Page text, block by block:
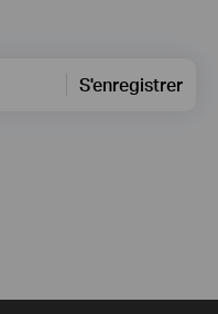
S'enregistrer